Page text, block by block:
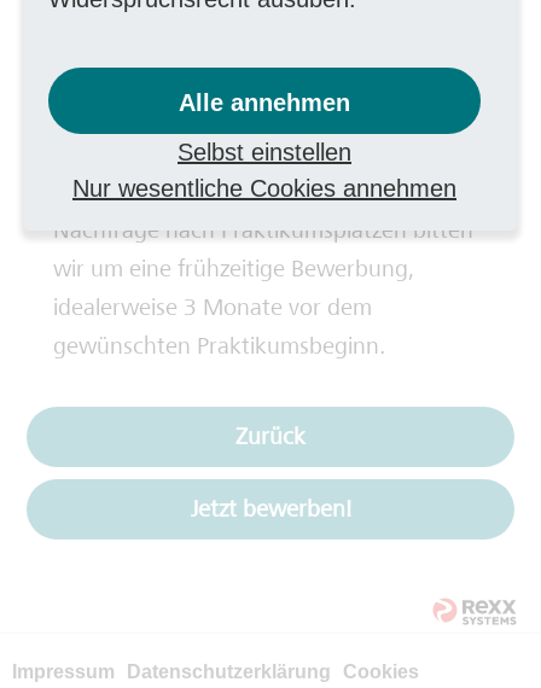
Zeitliche Planung
Die Vermittlung eines passenden
Praktikumsplatzes nimmt
erfahrungsgemäß einige Zeit in Anspruch.
Deshalb und aufgrund der großen
Nachfrage nach Praktikumsplätzen bitten
wir um eine frühzeitige Bewerbung,
idealerweise 3 Monate vor dem
gewünschten Praktikumsbeginn.
Zurück
Jetzt bewerben!
Impressum Datenschutzerklärung Cookies
Alle annehmen
Selbst einstellen
Nur wesentliche Cookies annehmen